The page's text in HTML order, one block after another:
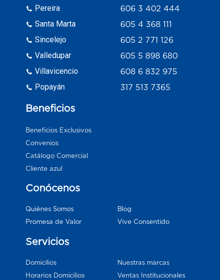
Pereira
Santa Marta
Sincelejo
Valledupar
Villavicencio
Popayán
606 3 402 444
605 4 368 111
605 2 771 126
605 5 898 680
608 6 832 975
317 513 7365
Beneficios
Beneficios Exclusivos
Convenios
Catálogo Comercial
Cliente azul
Conócenos
Quiénes Somos
Promesa de Valor
Blog
Vive Consentido
Servicios
Domicilios
Horarios Domicilios
Nuestras marcas
Ventas Institucionales